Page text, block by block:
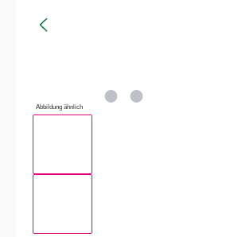
Abbildung ähnlich